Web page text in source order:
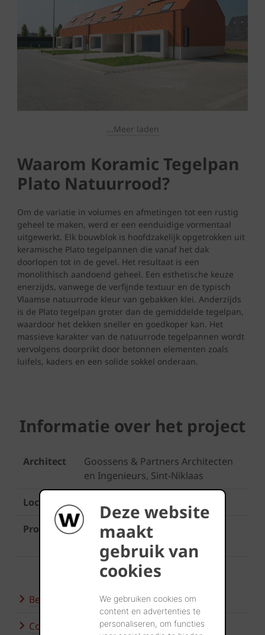
Deze website
maakt
gebruik van
cookies
We gebruiken cookies om
content en advertenties te
personaliseren, om functies
...Meer laden
Waarom Koramic Tegelpan
Plato Natuurrood?
Om de variatie in volumes en afmetingen tot een rustig
geheel te maken, werd er een eenduidige vormentaal
uitgewerkt. Elk bouwblok is hoofdzakelijk opgetrokken uit
keramische Plato tegelpannen die vanaf het dak
doorlopen tot in de gevel. Het resultaat is een
monolithisch aandoend geheel. Een esthetische keuze
enerzijds, vanwege de verfijnde textuur en de typisch
Vlaamse natuurrode kleur van gebakken klei. Anderzijds
is de Plato tegelpan groter dan de gemiddelde tegelpan,
waardoor het dekken sneller en goedkoper kan. Het
massieve karakter van de natuurrode tegelpannen wordt
vervolgens doorprikt door betonnen elementen zoals
luifels, kaders en een solide sokkel onderaan.
Informatie over het project
Architect
Goossens & Partners Architecten
en Ingenieurs, Sint-Niklaas
Locatie
Producten
Koramic Tegelpan Plato
Natuurrood
Bezoek onze showroom
Contacteer ons